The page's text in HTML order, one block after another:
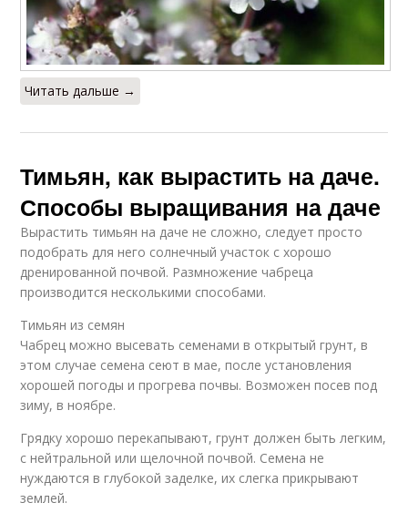
Читать дальше →
Тимьян, как вырастить на даче.
Способы выращивания на даче
Вырастить тимьян на даче не сложно, следует просто
подобрать для него солнечный участок с хорошо
дренированной почвой. Размножение чабреца
производится несколькими способами.
Тимьян из семян
Чабрец можно высевать семенами в открытый грунт, в
этом случае семена сеют в мае, после установления
хорошей погоды и прогрева почвы. Возможен посев под
зиму, в ноябре.
Грядку хорошо перекапывают, грунт должен быть легким,
с нейтральной или щелочной почвой. Семена не
нуждаются в глубокой заделке, их слегка прикрывают
землей.